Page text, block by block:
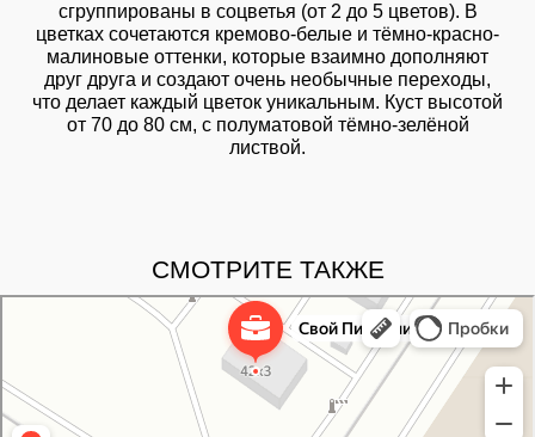
сгруппированы в соцветья (от 2 до 5 цветов). В
цветках сочетаются кремово-белые и тёмно-красно-
малиновые оттенки, которые взаимно дополняют
друг друга и создают очень необычные переходы,
что делает каждый цветок уникальным. Куст высотой
от 70 до 80 см, с полуматовой тёмно-зелёной
листвой.
СМОТРИТЕ ТАКЖЕ
Питомник растений в Москве